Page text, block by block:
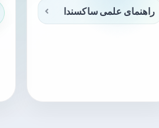
راهنمای علمی ساکسندا